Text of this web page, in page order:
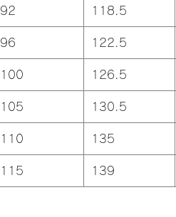
92 118.5
96 122.5
100 126.5
105 130.5
110 135
115 139